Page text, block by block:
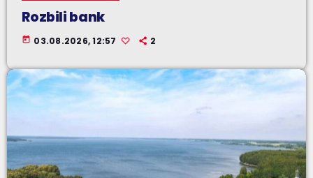
Rozbili bank
today 03.08.2026, 12:57 2